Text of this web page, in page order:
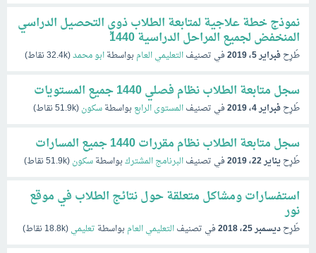
نموذج خطة علاجية لمتابعة الطلاب ذوي التحصيل الدراسي
المنخفض لجميع المراحل الدراسية 1440
طُرِحفبراير 5، 2019 في تصنيفالتعليمي العامبواسطةابو محمد(
32.4kنقاط)
سجل متابعة الطلاب نظام فصلي 1440 جميع المستويات
طُرِحفبراير 4، 2019 في تصنيفالمستوى الرابعبواسطةسكون(
51.9kنقاط)
سجل متابعة الطلاب نظام مقررات 1440 جميع المسارات
طُرِحيناير 22، 2019 في تصنيفالبرنامج المشتركبواسطةسكون(
51.9kنقاط)
استفسارات ومشاكل متعلقة حول نتائج الطلاب في موقع
نور
طُرِحديسمبر 25، 2018 في تصنيفالتعليمي العامبواسطة تعليمي(
18.8kنقاط)